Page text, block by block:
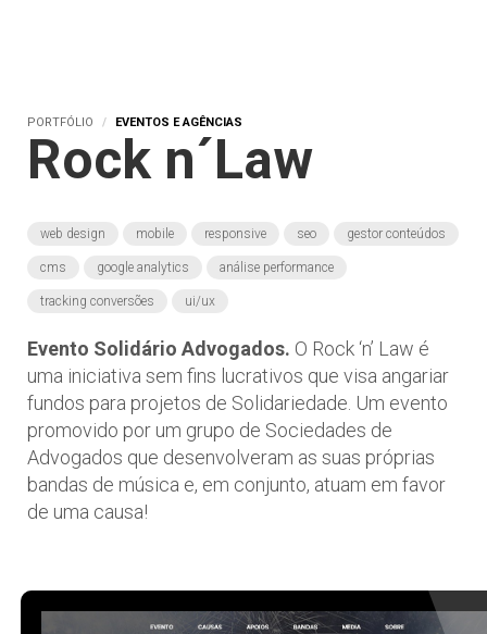
PORTFÓLIO EVENTOS E AGÊNCIAS
Rock n´Law
web design mobile responsive seo gestor conteúdos
cms google analytics análise performance
tracking conversões ui/ux
Evento Solidário Advogados. O Rock ‘n’ Law é
uma iniciativa sem fins lucrativos que visa angariar
fundos para projetos de Solidariedade. Um evento
promovido por um grupo de Sociedades de
Advogados que desenvolveram as suas próprias
bandas de música e, em conjunto, atuam em favor
de uma causa!